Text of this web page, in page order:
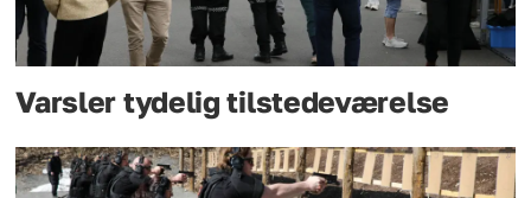
Varsler tydelig tilstedeværelse